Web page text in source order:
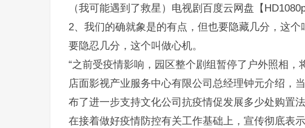
（我可能遇到了救星）电视剧百度云网盘【
2、我们的确就象是的有点，但也要隐藏几分，这
要隐忍几分，这个叫做心机。
“之前受疫情影响，园区整个剧组暂停了户外照相
店面影视产业服务中心有限公司总经理钟元介绍，
布了进一步支持文化公司抗疫情促发展多少处购置
在接着做好疫情防控有关工作基础上，宣传彻底表